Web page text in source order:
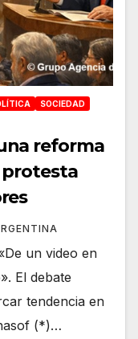
SOCIEDAD
reforma
protesta
un video en
El debate
tendencia en
(*)…